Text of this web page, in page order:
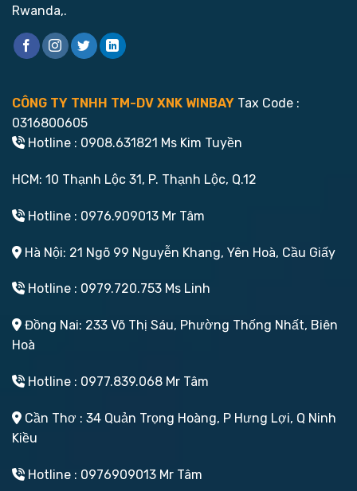
Rwanda,.
CÔNG TY TNHH TM-DV XNK WINBAY Tax Code :
0316800605
Hotline : 0908.631821 Ms Kim Tuyền
HCM: 10 Thạnh Lộc 31, P. Thạnh Lộc, Q.12
Hotline : 0976.909013 Mr Tâm
Hà Nội: 21 Ngõ 99 Nguyễn Khang, Yên Hoà, Cầu Giấy
Hotline : 0979.720.753 Ms Linh
Đồng Nai: 233 Võ Thị Sáu, Phường Thống Nhất, Biên
Hoà
Hotline : 0977.839.068 Mr Tâm
Cần Thơ : 34 Quản Trọng Hoàng, P Hưng Lợi, Q Ninh
Kiều
Hotline : 0976909013 Mr Tâm